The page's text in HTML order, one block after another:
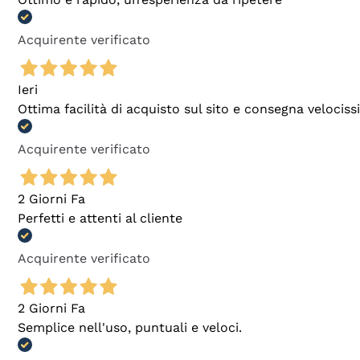
Acquirente verificato
Ieri
Ottima facilità di acquisto sul sito e consegna
Acquirente verificato
2 Giorni Fa
Perfetti e attenti al cliente
Acquirente verificato
2 Giorni Fa
Semplice nell'uso, puntuali e veloci.